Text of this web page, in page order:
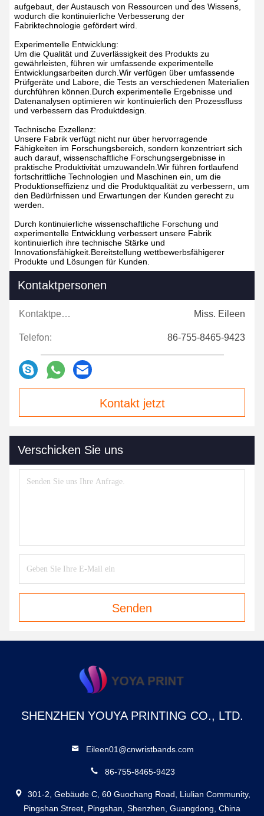
aufgebaut, der Austausch von Ressourcen und des Wissens,
wodurch die kontinuierliche Verbesserung der
Fabriktechnologie gefördert wird.
Experimentelle Entwicklung:
Um die Qualität und Zuverlässigkeit des Produkts zu
gewährleisten, führen wir umfassende experimentelle
Entwicklungsarbeiten durch.Wir verfügen über umfassende
Prüfgeräte und Labore, die Tests an verschiedenen Materialien
durchführen können.Durch experimentelle Ergebnisse und
Datenanalysen optimieren wir kontinuierlich den Prozessfluss
und verbessern das Produktdesign.
Technische Exzellenz:
Unsere Fabrik verfügt nicht nur über hervorragende
Fähigkeiten im Forschungsbereich, sondern konzentriert sich
auch darauf, wissenschaftliche Forschungsergebnisse in
praktische Produktivität umzuwandeln.Wir führen fortlaufend
fortschrittliche Technologien und Maschinen ein, um die
Produktionseffizienz und die Produktqualität zu verbessern, um
den Bedürfnissen und Erwartungen der Kunden gerecht zu
werden.
Durch kontinuierliche wissenschaftliche Forschung und
experimentelle Entwicklung verbessert unsere Fabrik
kontinuierlich ihre technische Stärke und
Innovationsfähigkeit.Bereitstellung wettbewerbsfähigerer
Produkte und Lösungen für Kunden.
Kontaktpersonen
Kontaktpersonen: Miss. Eileen
Telefon: 86-755-8465-9423
Kontakt jetzt
Verschicken Sie uns
Senden
SHENZHEN YOUYA PRINTING CO., LTD.
Eileen01@cnwristbands.com
86-755-8465-9423
301-2, Gebäude C, 60 Guochang Road, Liulian Community,
Pingshan Street, Pingshan, Shenzhen, Guangdong, China